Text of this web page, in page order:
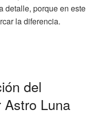
detalle, porque en este
la diferencia.
del
Astro Luna